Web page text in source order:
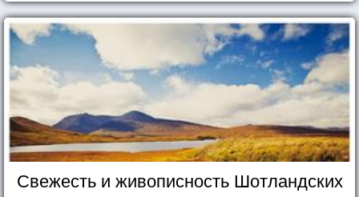
Свежесть и живописность Шотландских